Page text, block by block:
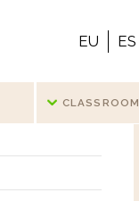
EU ES
CLASSROOM